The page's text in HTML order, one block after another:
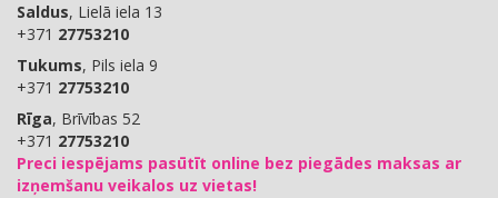
Saldus, Lielā iela 13
+371 27753210
Tukums, Pils iela 9
+371 27753210
Rīga, Brīvības 52
+371 27753210
Preci iespējams pasūtīt online bez piegādes maksas ar
izņemšanu veikalos uz vietas!